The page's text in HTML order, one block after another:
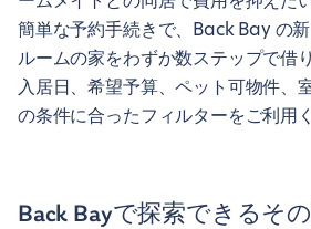
簡単な予約手続きで、Back Bay の
ルームの家をわずか数ステップで借
入居日、希望予算、ペット可物件、
の条件に合ったフィルターをご利用く
Back Bayで探索できるそ